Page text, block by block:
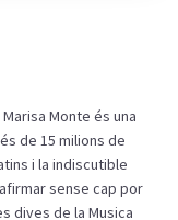
Monte és una
de 15 milions de
i la indiscutible
sense cap por
dives de la Musica